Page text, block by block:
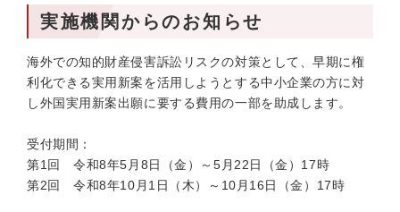
実施機関からのお知らせ
海外での知的財産侵害訴訟リスクの対策として、早期に権
利化できる実用新案を活用しようとする中小企業の方に対
し外国実用新案出願に要する費用の一部を助成します。
受付期間：
第1回 令和8年5月8日（金）～5月22日（金）17時
第2回 令和8年10月1日（木）～10月16日（金）17時